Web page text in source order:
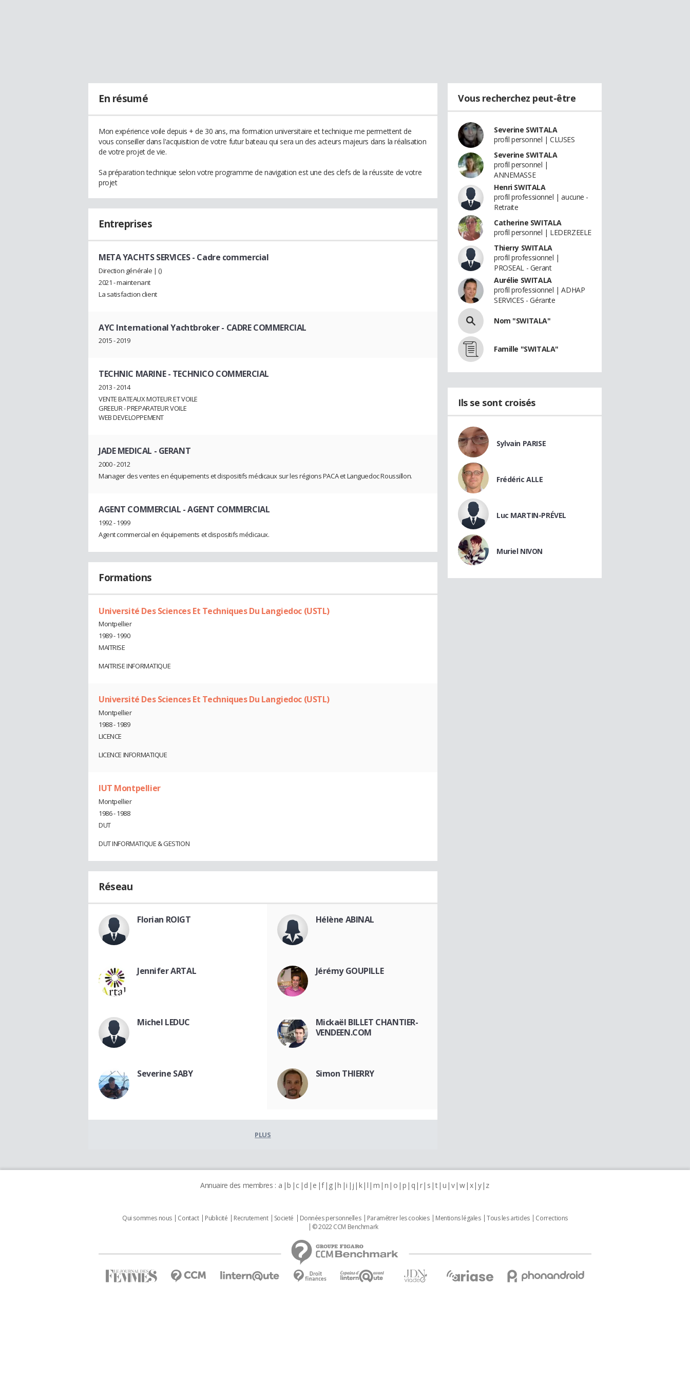
En résumé
Mon expérience voile depuis + de 30 ans, ma formation universitaire et technique me permettent de
vous conseiller dans l'acquisition de votre futur bateau qui sera un des acteurs majeurs dans la réalisation
de votre projet de vie.
Sa préparation technique selon votre programme de navigation est une des clefs de la réussite de votre
projet
Entreprises
META YACHTS SERVICES- Cadre commercial
Direction générale | ()
2021 - maintenant
La satisfaction client
AYC International Yachtbroker- CADRE COMMERCIAL
2015 - 2019
TECHNIC MARINE- TECHNICO COMMERCIAL
2013 - 2014
VENTE BATEAUX MOTEUR ET VOILE
GREEUR - PREPARATEUR VOILE
WEB DEVELOPPEMENT
JADE MEDICAL - GERANT
2000 - 2012
Manager des ventes en équipements et dispositifs médicaux sur les régions PACA et Languedoc Roussillon.
AGENT COMMERCIAL - AGENT COMMERCIAL
1992 - 1999
Agent commercial en équipements et dispositifs médicaux.
Formations
Université Des Sciences Et Techniques Du Langiedoc (USTL)
Montpellier
1989 - 1990
MAITRISE
MAITRISE INFORMATIQUE
Université Des Sciences Et Techniques Du Langiedoc (USTL)
Montpellier
1988 - 1989
LICENCE
LICENCE INFORMATIQUE
IUT Montpellier
Montpellier
1986 - 1988
DUT
DUT INFORMATIQUE & GESTION
Réseau
Florian ROIGT Hélène ABINAL
Jennifer ARTAL Jérémy GOUPILLE
Michel LEDUC
Mickaël BILLET CHANTIER-
VENDEEN.COM
Severine SABY Simon THIERRY
PLUS
Vous recherchez peut-être
Severine SWITALA
profil personnel | CLUSES
Severine SWITALA
profil personnel |
ANNEMASSE
Henri SWITALA
profil professionnel | aucune -
Retraite
Catherine SWITALA
profil personnel | LEDERZEELE
Thierry SWITALA
profil professionnel |
PROSEAL - Gerant
Aurélie SWITALA
profil professionnel | ADHAP
SERVICES - Gérante
Nom "SWITALA"
Famille "SWITALA"
Ils se sont croisés
Sylvain PARISE
Frédéric ALLE
Luc MARTIN-PRÉVEL
Muriel NIVON
Annuaire des membres : a b c d e f g h i j k l m n o p q r s t u v w x y z
Qui sommes nous Contact Publicité Recrutement Societé Données personnelles Paramétrer les cookies Mentions légales Tous les articles
Corrections
© 2022 CCM Benchmark